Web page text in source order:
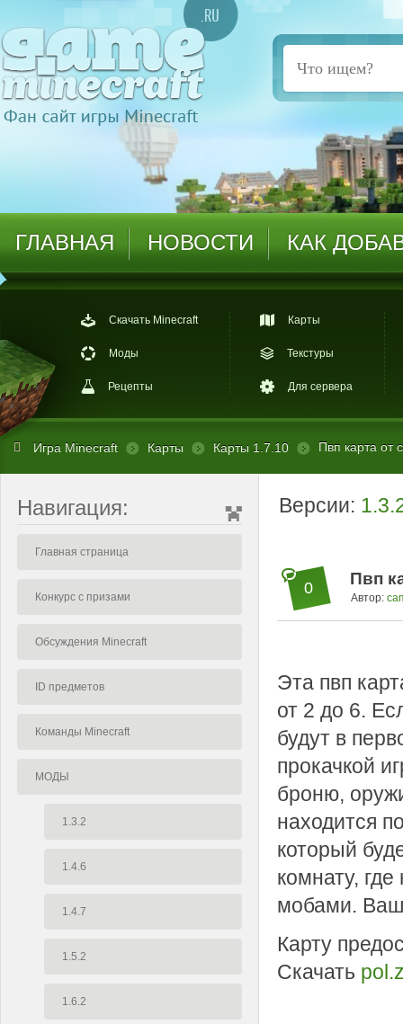
ГЛАВНАЯ НОВОСТИ КАК
Скачать Minecraft
Моды
Рецепты
Карты
Текстуры
Для сервера
Игра Minecraft Карты Карты 1.7.10 Пвп карта от
Навигация:
Главная страница
Конкурс с призами
Обсуждения Minecraft
ID предметов
Команды Minecraft
МОДЫ
1.3.2
1.4.6
1.4.7
1.5.2
1.6.2
Версии:
0 Пвп
Автор:
Эта пвп
от 2 до 6.
будут в
прокачкой
броню,
находится
который
комнату,
мобами.
Карту
Скачать